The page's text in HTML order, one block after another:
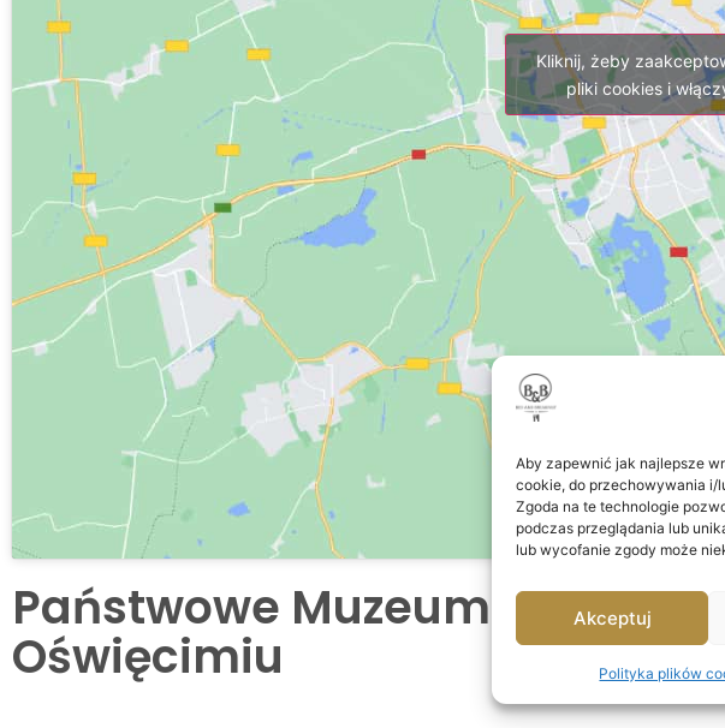
Aby zapewnić jak najlepsze
cookie, do przechowywania i/
Zgoda na te technologie
podczas przeglądania lub
lub wycofanie zgody może
Akceptuj
Polityka plików
Kliknij, żeby
pliki cookies i
Państwowe Muzeum
Oświęcimiu